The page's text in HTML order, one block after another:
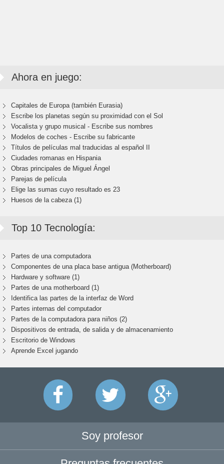
Ahora en juego:
Capitales de Europa (también Eurasia)
Escribe los planetas según su proximidad con el Sol
Vocalista y grupo musical - Escribe sus nombres
Modelos de coches - Escribe su fabricante
Títulos de películas mal traducidas al español II
Ciudades romanas en Hispania
Obras principales de Miguel Ángel
Parejas de película
Elige las sumas cuyo resultado es 23
Huesos de la cabeza (1)
Top 10 Tecnología:
Partes de una computadora
Componentes de una placa base antigua (Motherboard)
Hardware y software (1)
Partes de una motherboard (1)
Identifica las partes de la interfaz de Word
Partes internas del computador
Partes de la computadora para niños (2)
Dispositivos de entrada, de salida y de almacenamiento
Escritorio de Windows
Aprende Excel jugando
Soy profesor